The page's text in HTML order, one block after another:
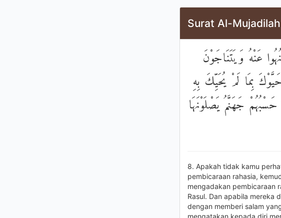
Surat Al-
عَنْهُ وَيَتَنَاجَوْنَ
بِمَا لَمْ يُحَيِّكَ بِهِ
حَسْبُهُمْ جَهَنَّمُ يَصْلَوْنَهَا
8. Apakah tidak kamu
pembicaraan rahasia,
mengadakan pembicaraan
Rasul. Dan apabila mereka
dengan memberi salam
mengatakan kepada diri